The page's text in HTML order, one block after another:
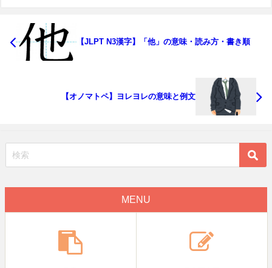
【JLPT N3漢字】「他」の意味・読み方・書き順
【オノマトペ】ヨレヨレの意味と例文
MENU